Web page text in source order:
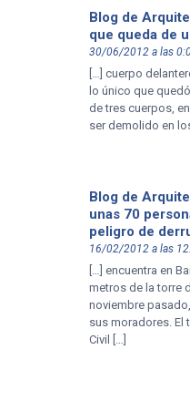
Blog de
que queda de
30/06/2012 a las
[…] cuerpo
lo único que
de tres cuerpos,
ser demolido en
Blog de
unas 70
peligro de
16/02/2012 a las
[…] encuentra en
metros de la torre
noviembre
sus moradores. El
Civil […]